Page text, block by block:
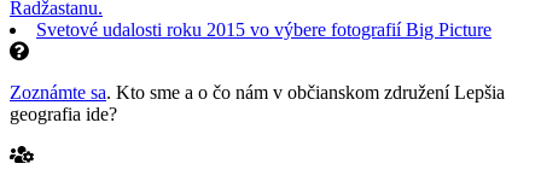
Radžastanu.
Svetové udalosti roku 2015 vo výbere fotografií Big Picture
Zoznámte sa. Kto sme a o čo nám v občianskom združení Lepšia
geografia ide?